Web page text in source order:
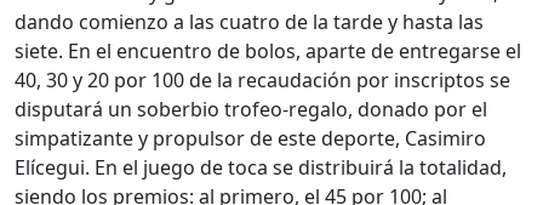
dando comienzo a las cuatro de la tarde y hasta las
siete. En el encuentro de bolos, aparte de entregarse el
40, 30 y 20 por 100 de la recaudación por inscriptos se
disputará un soberbio trofeo-regalo, donado por el
simpatizante y propulsor de este deporte, Casimiro
Elícegui. En el juego de toca se distribuirá la totalidad,
siendo los premios: al primero, el 45 por 100; al